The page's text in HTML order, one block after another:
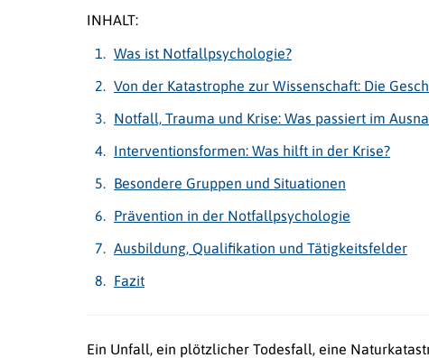
INHALT:
Was ist Notfallpsychologie?
Von der Katastrophe zur Wissenschaft: Die
Notfall, Trauma und Krise: Was passiert im
Interventionsformen: Was hilft in der Krise?
Besondere Gruppen und Situationen
Prävention in der Notfallpsychologie
Ausbildung, Qualifikation und Tätigkeitsfelder
Fazit
Ein Unfall, ein plötzlicher Todesfall, eine